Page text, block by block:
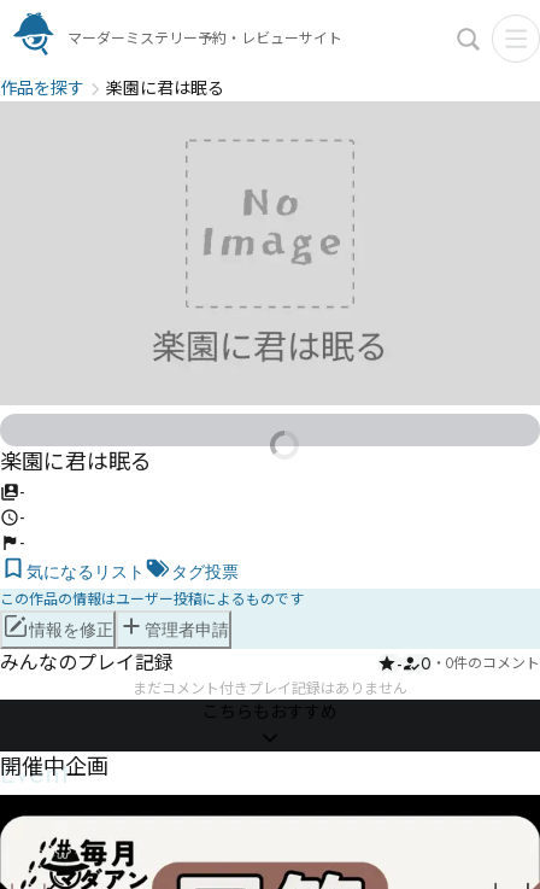
マーダーミステリー予約・レビューサイト
作品を探す 楽園に君は眠る
楽園に君は眠る
-
-
-
気になるリスト タグ投票
この作品の情報はユーザー投稿によるものです
情報を修正 管理者申請
みんなのプレイ記録 - 0 ・ 0件のコメント
まだコメント付きプレイ記録はありません
こちらもおすすめ
Event
開催中企画